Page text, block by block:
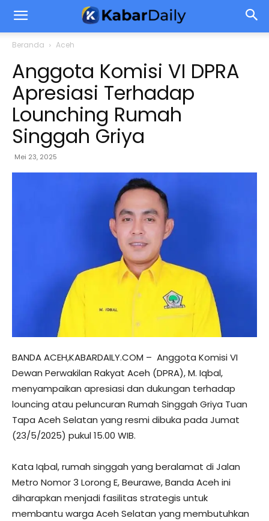
Beranda Aceh
Anggota Komisi VI DPRA
Apresiasi Terhadap
Lounching Rumah
Singgah Griya
Mei 23, 2025
BANDA ACEH,KABARDAILY.COM – Anggota Komisi VI
Dewan Perwakilan Rakyat Aceh (DPRA), M. Iqbal,
menyampaikan apresiasi dan dukungan terhadap
louncing atau peluncuran Rumah Singgah Griya Tuan
Tapa Aceh Selatan yang resmi dibuka pada Jumat
(23/5/2025) pukul 15.00 WIB.
Kata Iqbal, rumah singgah yang beralamat di Jalan
Metro Nomor 3 Lorong E, Beurawe, Banda Aceh ini
diharapkan menjadi fasilitas strategis untuk
membantu warga Aceh Selatan yang membutuhkan